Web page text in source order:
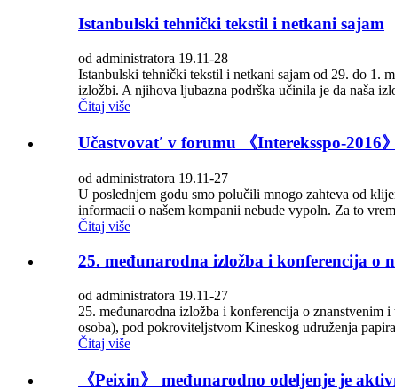
Istanbulski tehnički tekstil i netkani sajam
od administratora 19.11-28
Istanbulski tehnički tekstil i netkani sajam od 29. do 1.
izložbi. A njihova ljubazna podrška učinila je da naša
Čitaj više
Učastvovatʹ v forumu 《Intereksspo-2016
od administratora 19.11-27
U poslednjem godu smo polučili mnogo zahteva od
informacii o našem kompanii nebude vypoln. Za to
Čitaj više
25. međunarodna izložba i konferencija o
od administratora 19.11-27
25. međunarodna izložba i konferencija o znanstvenim
osoba), pod pokroviteljstvom Kineskog udruženja
Čitaj više
《Peixin》 međunarodno odeljenje je